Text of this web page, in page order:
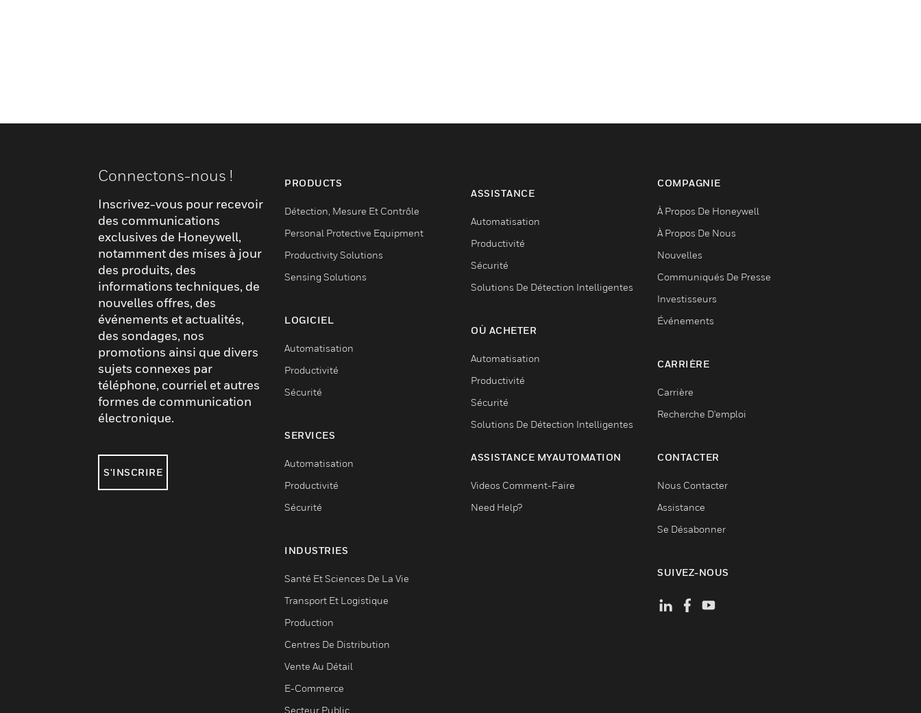
Connectons-nous !
Inscrivez-vous pour recevoir
des communications
exclusives de Honeywell,
notamment des mises à jour
des produits, des
informations techniques, de
nouvelles offres, des
événements et actualités,
des sondages, nos
promotions ainsi que divers
sujets connexes par
téléphone, courriel et autres
formes de communication
électronique.
S'INSCRIRE
PRODUCTS
Détection, Mesure Et Contrôle
Personal Protective Equipment
Productivity Solutions
Sensing Solutions
LOGICIEL
Automatisation
Productivité
Sécurité
SERVICES
Automatisation
Productivité
Sécurité
INDUSTRIES
Santé Et Sciences De La Vie
Transport Et Logistique
Production
Centres De Distribution
Vente Au Détail
E-Commerce
Secteur Public
ASSISTANCE
Automatisation
Productivité
Sécurité
Solutions De Détection Intelligentes
OÙ ACHETER
Automatisation
Productivité
Sécurité
Solutions De Détection Intelligentes
ASSISTANCE MYAUTOMATION
Videos Comment-Faire
Need Help?
COMPAGNIE
À Propos De Honeywell
À Propos De Nous
Nouvelles
Communiqués De Presse
Investisseurs
Événements
CARRIÈRE
Carrière
Recherche D'emploi
CONTACTER
Nous Contacter
Assistance
Se Désabonner
SUIVEZ-NOUS